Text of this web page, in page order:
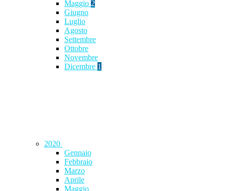
Maggio 2
Giugno
Luglio
Agosto
Settembre
Ottobre
Novembre
Dicembre 1
2020
Gennaio
Febbraio
Marzo
Aprile
Maggio